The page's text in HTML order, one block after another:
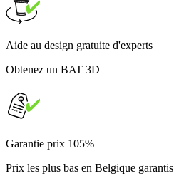
Aide au design gratuite d'experts
Obtenez un BAT 3D
Garantie prix 105%
Prix les plus bas en Belgique garantis